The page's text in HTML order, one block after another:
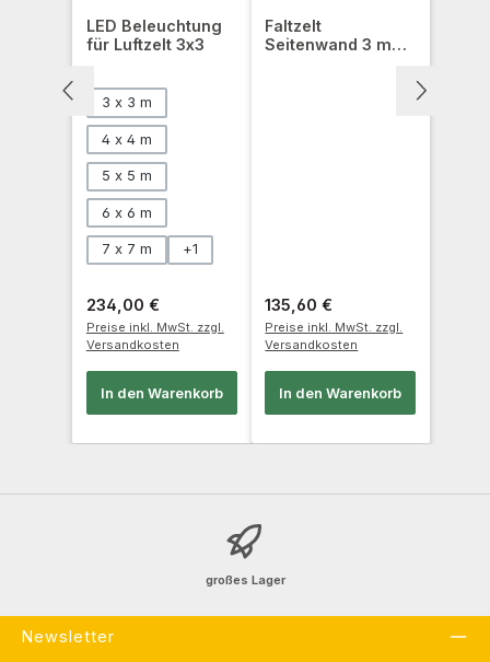
LED Beleuchtung
für Luftzelt 3x3
Größeauswählen
3 x 3 m
4 x 4 m
5 x 5 m
6 x 6 m
7 x 7 m +1
Regulärer Preis:
234,00 €
Preise inkl. MwSt. zzgl.
Versandkosten
In den Warenkorb
Faltzelt
Seitenwand 3 m
Regulärer Preis:
135,60 €
Preise inkl. MwSt. zzgl.
Versandkosten
In den Warenkorb
großes Lager
Newsletter